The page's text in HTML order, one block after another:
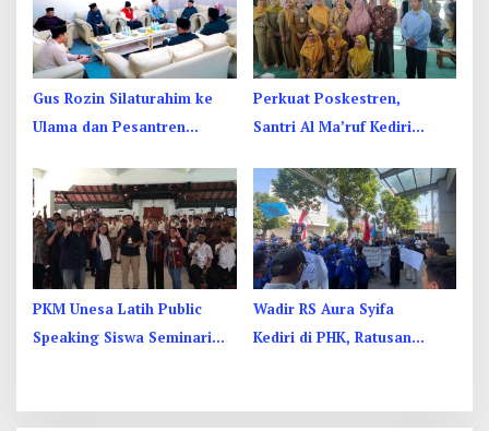
Gus Rozin Silaturahim ke
Ulama dan Pesantren
Ukhuwah
Perkuat Poskestren,
Santri Al Ma’ruf Kediri
PKM Unesa Latih Public
Speaking Siswa Seminari
Wadir RS Aura Syifa
Kediri di PHK, Ratusan